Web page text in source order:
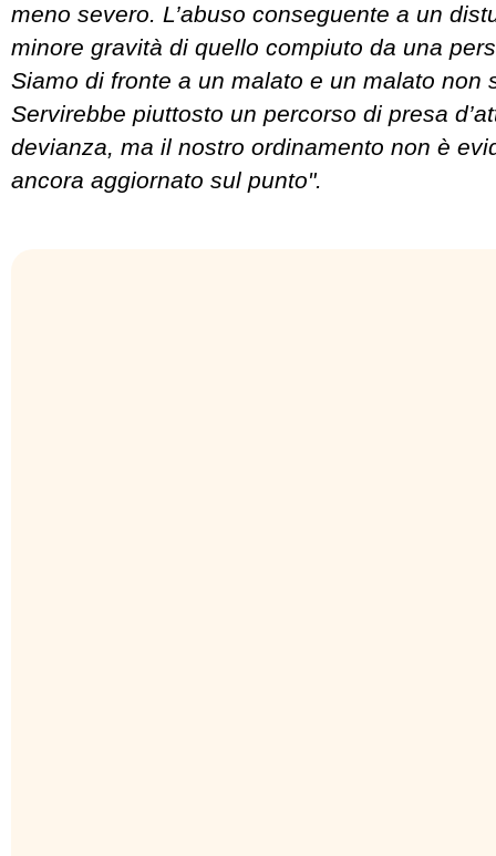
meno severo. L’abuso conseguente a un
minore gravità di quello compiuto da una
Siamo di fronte a un malato e un malato non
Servirebbe piuttosto un percorso di presa
devianza, ma il nostro ordinamento non è
ancora aggiornato sul punto".